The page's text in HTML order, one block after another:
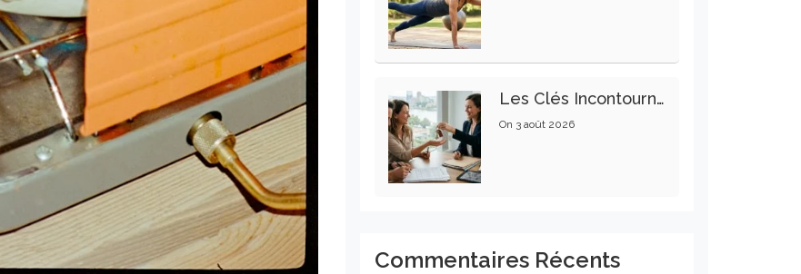
Les Clés Incontournables Pour Réussir Vos Transactions Immobilières
On 3 août 2026
Commentaires Récents